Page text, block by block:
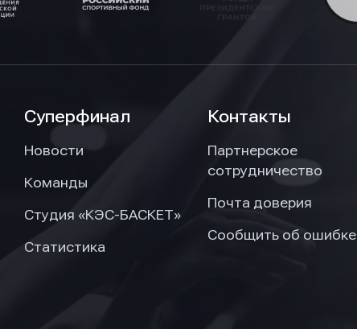
Суперфинал
Новости
Команды
Студия «КЭС-БАСКЕТ»
Статистика
Контакты
Партнерское
сотрудничество
Почта доверия
Сообщить об ошибке